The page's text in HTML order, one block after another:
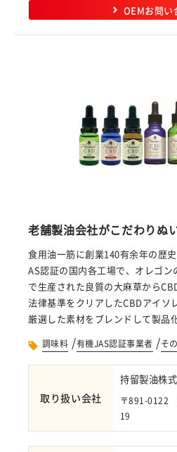
OEMお問い
老舗製油会社がこだわりぬ
食用油一筋に創業140有余年の歴
AS認証の国内各工場で、オレゴン
で生産された良質の大麻草から
法律基準をクリアしたCBDアイソ
厳選した素材をブレンドして製品
調味料 /有機JAS認証事業者 /そ
取り扱い会社
持留製油株
〒891-0122
19